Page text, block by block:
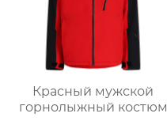
Красный мужской
горнолыжный костюм